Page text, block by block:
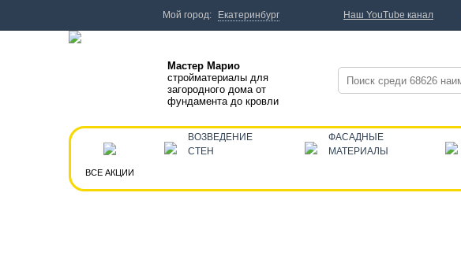
Мастер Марио
стройматериалы для
загородного дома от
фундамента до кровли
ВСЕ АКЦИИ
ВОЗВЕДЕНИЕ
СТЕН
ФАСАДНЫЕ
МАТЕРИАЛЫ
Мой город: Екатеринбург Наш YouTube канал